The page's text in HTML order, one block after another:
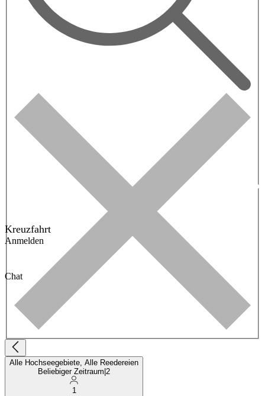
Kreuzfahrt
Anmelden
Chat
Alle Hochseegebiete, Alle Reedereien
Beliebiger Zeitraum 2
1